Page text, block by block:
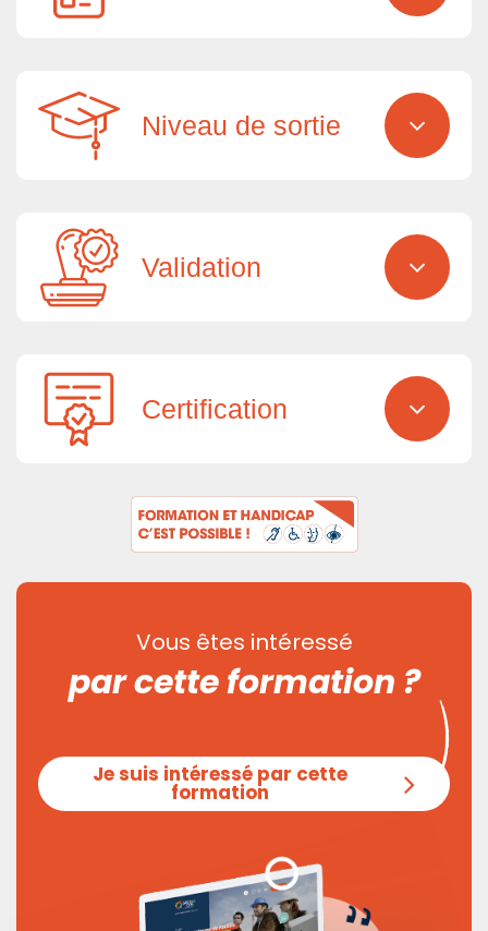
Niveau de sortie
Validation
Certification
Vous êtes intéressé
par cette formation ?
Je suis intéressé par cette
formation